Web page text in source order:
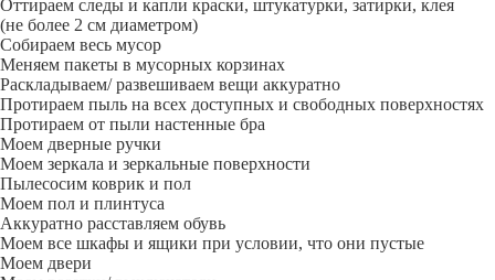
Оттираем следы и капли краски, штукатурки, затирки, клея
(не более 2 см диаметром)
Собираем весь мусор
Меняем пакеты в мусорных корзинах
Раскладываем/ развешиваем вещи аккуратно
Протираем пыль на всех доступных и свободных поверхностях
Протираем от пыли настенные бра
Моем дверные ручки
Моем зеркала и зеркальные поверхности
Пылесосим коврик и пол
Моем пол и плинтуса
Аккуратно расставляем обувь
Моем все шкафы и ящики при условии, что они пустые
Моем двери